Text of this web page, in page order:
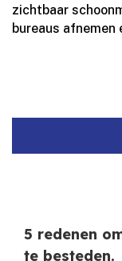
zichtbaar
bureaus
5 redenen
te besteden.